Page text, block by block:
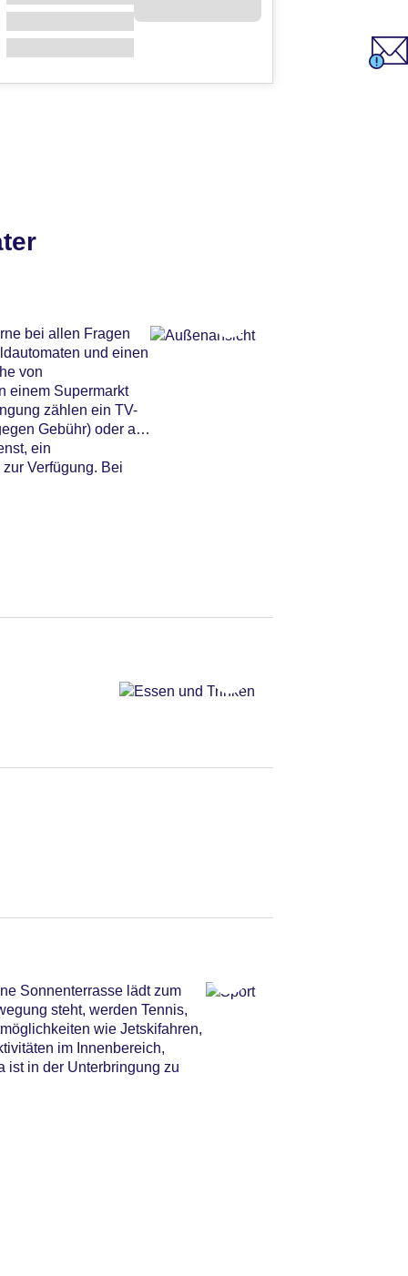
bei allen Fragen
und einen
von
einem Supermarkt
zählen ein TV-
Gebühr) oder auf
ein
Verfügung. Bei
Sonnenterrasse lädt zum
steht, werden Tennis,
wie Jetskifahren,
im Innenbereich,
ist in der Unterbringung zu